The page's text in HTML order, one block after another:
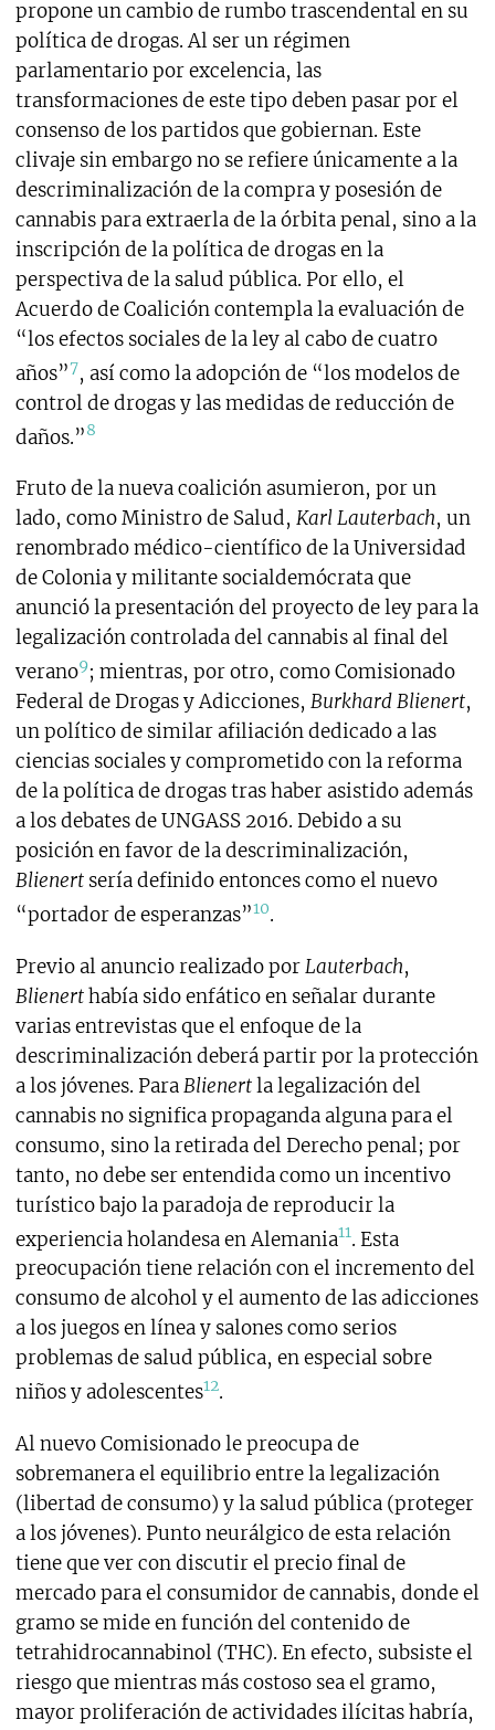
propone un cambio de rumbo trascendental en su
política de drogas. Al ser un régimen
parlamentario por excelencia, las
transformaciones de este tipo deben pasar por el
consenso de los partidos que gobiernan. Este
clivaje sin embargo no se refiere únicamente a la
descriminalización de la compra y posesión de
cannabis para extraerla de la órbita penal, sino a la
inscripción de la política de drogas en la
perspectiva de la salud pública. Por ello, el
Acuerdo de Coalición contempla la evaluación de
“los efectos sociales de la ley al cabo de cuatro
años”7, así como la adopción de “los modelos de
control de drogas y las medidas de reducción de
daños.”8
Fruto de la nueva coalición asumieron, por un
lado, como Ministro de Salud, Karl Lauterbach, un
renombrado médico-científico de la Universidad
de Colonia y militante socialdemócrata que
anunció la presentación del proyecto de ley para la
legalización controlada del cannabis al final del
verano9; mientras, por otro, como Comisionado
Federal de Drogas y Adicciones, Burkhard Blienert,
un político de similar afiliación dedicado a las
ciencias sociales y comprometido con la reforma
de la política de drogas tras haber asistido además
a los debates de UNGASS 2016. Debido a su
posición en favor de la descriminalización,
Blienert sería definido entonces como el nuevo
“portador de esperanzas”10.
Previo al anuncio realizado porLauterbach,
Blienerthabía sido enfático en señalar durante
varias entrevistas que el enfoque de la
descriminalización deberá partir por la protección
a los jóvenes. ParaBlienertla legalización del
cannabis no significa propaganda alguna para el
consumo, sino la retirada del Derecho penal; por
tanto, no debe ser entendida como un incentivo
turístico bajo la paradoja de reproducir la
experiencia holandesa en Alemania11. Esta
preocupación tiene relación con el incremento del
consumo de alcohol y el aumento de las adicciones
a los juegos en línea y salones como serios
problemas de salud pública, en especial sobre
niños y adolescentes12.
Al nuevo Comisionado le preocupa de
sobremanera el equilibrio entre la legalización
(libertad de consumo) y la salud pública (proteger
a los jóvenes). Punto neurálgico de esta relación
tiene que ver con discutir el precio final de
mercado para el consumidor de cannabis, donde el
gramo se mide en función del contenido de
tetrahidrocannabinol (THC). En efecto, subsiste el
riesgo que mientras más costoso sea el gramo,
mayor proliferación de actividades ilícitas habría,